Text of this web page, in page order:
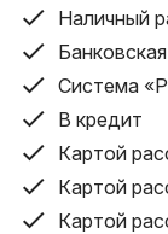
Доставка
рублей.
Доставка
подъезда (до
Условия
Минска и
Бесплатная
Наличный
Система
В кредит
Картой
Картой
Картой